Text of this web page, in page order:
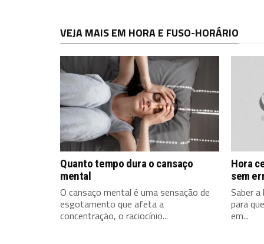
VEJA MAIS EM HORA E FUSO-HORÁRIO
Quanto tempo dura o cansaço
mental
O cansaço mental é uma sensação de
esgotamento que afeta a
concentração, o raciocínio...
Hora
sem
Saber
para
em...